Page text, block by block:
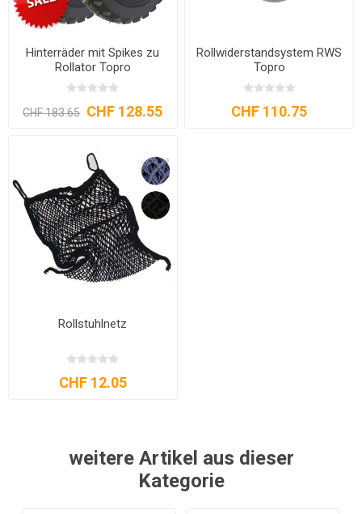
Hinterräder mit Spikes zu
Rollator Topro
CHF 183.65 CHF 128.55
Rollwiderstandsystem RWS
Topro
CHF 110.75
Rollstuhlnetz
CHF 12.05
weitere Artikel aus dieser
Kategorie